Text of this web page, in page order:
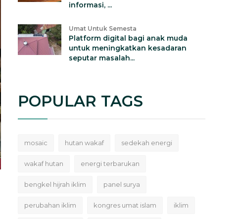
informasi, ...
Umat Untuk Semesta
Platform digital bagi anak muda
untuk meningkatkan kesadaran
seputar masalah...
POPULAR TAGS
mosaic hutan wakaf sedekah energi
wakaf hutan energi terbarukan
bengkel hijrah iklim panel surya
perubahan iklim kongres umat islam iklim